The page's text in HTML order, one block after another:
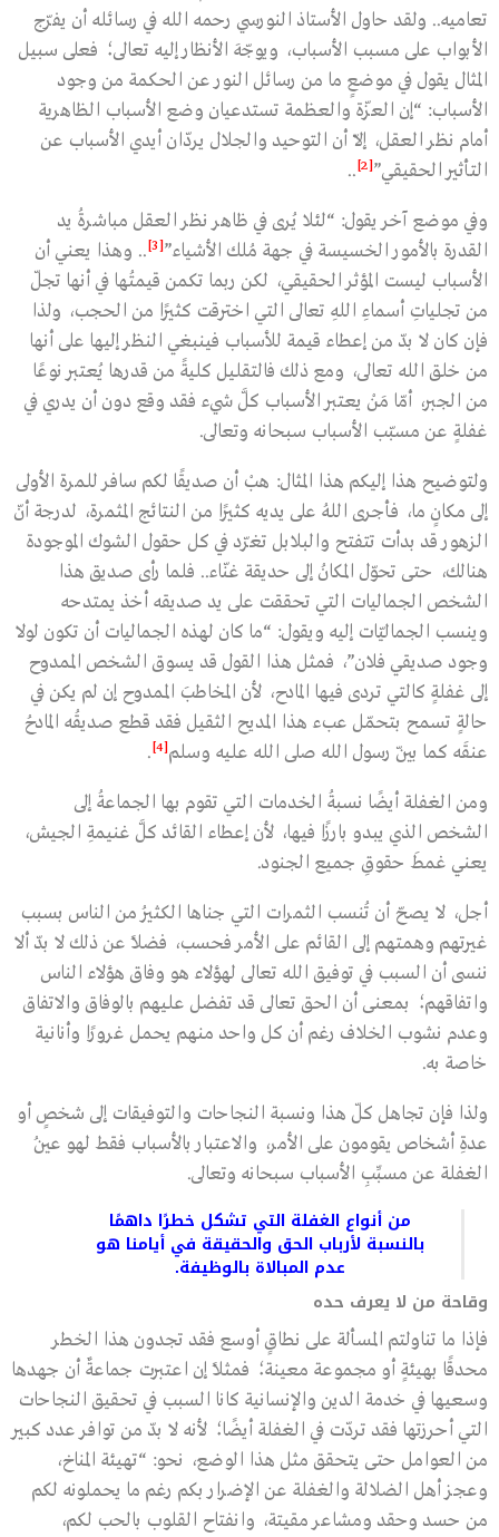
تعاميه.. ولقد حاول الأستاذ النورسي رحمه الله في رسائله أن يفرّج
الأبواب على مسبب الأسباب، ويوجّهَ الأنظار إليه تعالى؛ فعلى سبيل
المثال يقول في موضعٍ ما من رسائل النور عن الحكمة من وجود
الأسباب: “إن العزّة والعظمة تستدعيان وضع الأسباب الظاهرية
أمام نظر العقل، إلّا أن التوحيد والجلال يردّان أيدي الأسباب عن
التأثير الحقيقي”[2]
..
وفي موضع آخر يقول: “لئلا يُرى في ظاهر نظر العقل مباشرةُ يد
القدرة بالأمور الخسيسة في جهة مُلك الأشياء”[3]
.. وهذا يعني أن
الأسباب ليست المؤثر الحقيقي، لكن ربما تكمن قيمتُها في أنها تجلّ
من تجلياتِ أسماءِ اللهِ تعالى التي اخترقت كثيرًا من الحجب، ولذا
فإن كان لا بدّ من إعطاء قيمة للأسباب فينبغي النظر إليها على أنها
من خلق الله تعالى، ومع ذلك فالتقليل كليةً من قدرها يُعتبر نوعًا
من الجبر، أمّا مَنْ يعتبر الأسباب كلَّ شيء فقد وقع دون أن يدري في
غفلةٍ عن مسبّب الأسباب سبحانه وتعالى.
ولتوضيح هذا إليكم هذا المثال: هبْ أن صديقًا لكم سافر للمرة الأولى
إلى مكانٍ ما، فأجرى اللهُ على يديه كثيرًا من النتائج المثمرة، لدرجة أنّ
الزهور قد بدأت تتفتح والبلابل تغرّد في كل حقول الشوك الموجودة
هنالك، حتى تحوّل المكانُ إلى حديقة غنّاء.. فلما رأى صديق هذا
الشخص الجماليات التي تحققت على يد صديقه أخذ يمتدحه
وينسب الجماليّات إليه ويقول: “ما كان لهذه الجماليات أن تكون لولا
وجود صديقي فلان”، فمثل هذا القول قد يسوق الشخص الممدوح
إلى غفلةٍ كالتي تردى فيها المادح، لأن المخاطبَ الممدوح إن لم يكن في
حالةٍ تسمح بتحمّل عبء هذا المديح الثقيل فقد قطع صديقُه المادحُ
عنقَه كما بيّن رسول الله صلى الله عليه وسلم[4]
.
ومن الغفلة أيضًا نسبةُ الخدمات التي تقوم بها الجماعةُ إلى
الشخص الذي يبدو بارزًا فيها، لأن إعطاء القائد كلَّ غنيمةِ الجيش،
يعني غمطَ حقوقِ جميع الجنود.
أجل، لا يصحّ أن تُنسب الثمرات التي جناها الكثيرُ من الناس بسبب
غيرتهم وهمتهم إلى القائم على الأمر فحسب، فضلًا عن ذلك لا بدّ ألا
ننسى أن السبب في توفيق الله تعالى لهؤلاء هو وفاق هؤلاء الناس
واتفاقهم؛ بمعنى أن الحق تعالى قد تفضل عليهم بالوفاق والاتفاق
وعدم نشوب الخلاف رغم أن كل واحد منهم يحمل غرورًا وأنانية
خاصة به.
ولذا فإن تجاهل كلّ هذا ونسبة النجاحات والتوفيقات إلى شخصٍ أو
عدةِ أشخاص يقومون على الأمر، والاعتبار بالأسباب فقط لهو عينُ
الغفلة عن مسبِّبِ الأسباب سبحانه وتعالى.
من أنواع الغفلة التي تشكل خطرًا داهمًا
بالنسبة لأرباب الحق والحقيقة في أيامنا هو
عدم المبالاة بالوظيفة.
وقاحة من لا يعرف حده
فإذا ما تناولتم المسألة على نطاقٍ أوسع فقد تجدون هذا الخطر
محدقًا بهيئةٍ أو مجموعة معينة؛ فمثلًا إن اعتبرت جماعةٌ أن جهدها
وسعيها في خدمة الدين والإنسانية كانا السبب في تحقيق النجاحات
التي أحرزتها فقد تردّت في الغفلة أيضًا؛ لأنه لا بدّ من توافر عدد كبير
من العوامل حتى يتحقق مثل هذا الوضع، نحو: “تهيئة المناخ،
وعجز أهل الضلالة والغفلة عن الإضرار بكم رغم ما يحملونه لكم
من حسد وحقد ومشاعر مقيتة، وانفتاح القلوب بالحب لكم،